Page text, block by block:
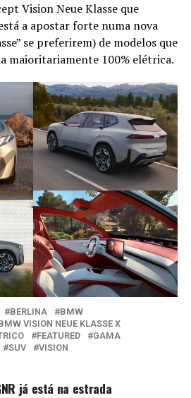
Vision Neue Klasse que
a apostar forte numa nova
se preferirem) de modelos que
maioritariamente 100% elétrica.
BERLINA
BMW
VISION NEUE KLASSE X
FEATURED
GAMA
SUV VISION
já está na estrada